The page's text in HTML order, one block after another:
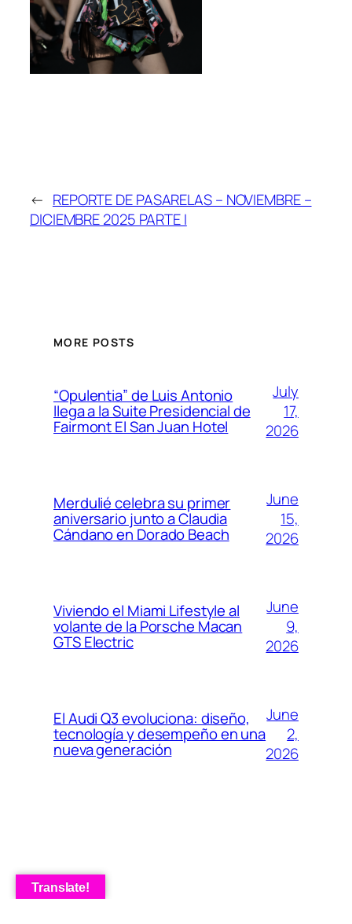
← REPORTE DE PASARELAS – NOVIEMBRE –
DICIEMBRE 2025 PARTE I
MORE POSTS
“Opulentia” de Luis Antonio
llega a la Suite Presidencial de
Fairmont El San Juan Hotel
July
17,
2026
Merdulié celebra su primer
aniversario junto a Claudia
Cándano en Dorado Beach
June
15,
2026
Viviendo el Miami Lifestyle al
volante de la Porsche Macan
GTS Electric
June
9,
2026
El Audi Q3 evoluciona: diseño,
tecnología y desempeño en una
nueva generación
June
2,
2026
Translate!